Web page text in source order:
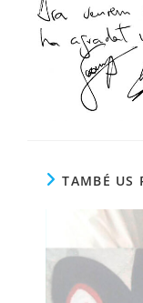
TAMBÉ US